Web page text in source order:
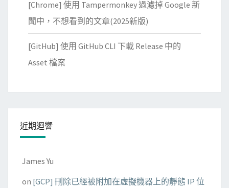
證
[Chrome] 使用 Tampermonkey 過濾掉 Google 新
聞中，不想看到的文章(2025新版)
[GitHub] 使用 GitHub CLI 下載 Release 中的
Asset 檔案
近期迴響
James Yu
on [GCP] 刪除已經被附加在虛擬機器上的靜態 IP 位